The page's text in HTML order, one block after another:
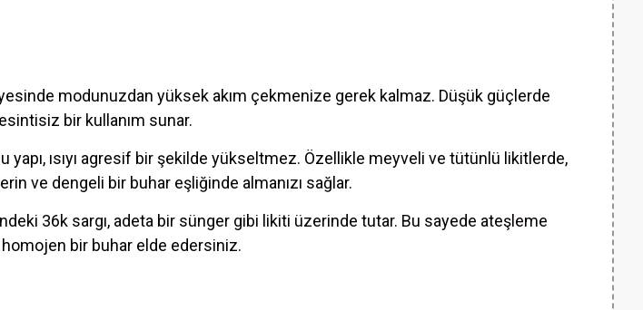
modunuzdan yüksek akım çekmenize gerek kalmaz. Düşük güçlerde
bir kullanım sunar.
yapı, ısıyı agresif bir şekilde yükseltmez. Özellikle meyveli ve tütünlü likitlerde,
ve dengeli bir buhar eşliğinde almanızı sağlar.
36k sargı, adeta bir sünger gibi likiti üzerinde tutar. Bu sayede ateşleme
bir buhar elde edersiniz.